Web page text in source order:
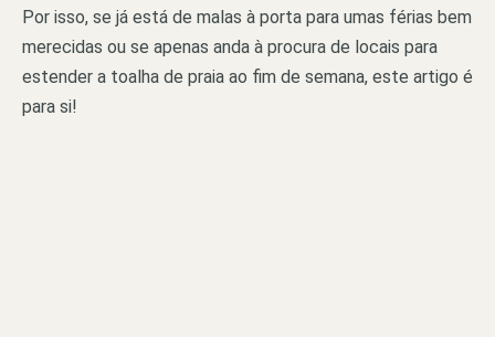
Por isso, se já está de malas à porta para umas férias bem
merecidas ou se apenas anda à procura de locais para
estender a toalha de praia ao fim de semana, este artigo é
para si!